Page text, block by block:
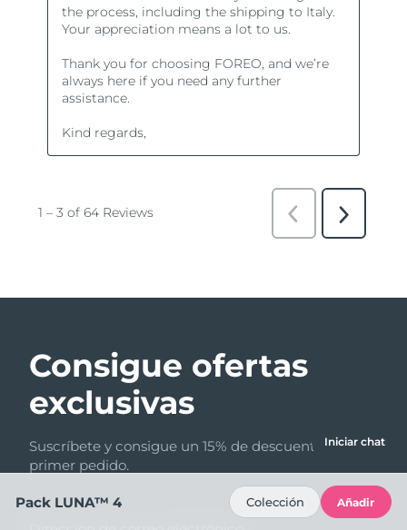
Consigue ofertas
exclusivas
Suscríbete y consigue un 15% de descuento en tu
primer pedido.
Iniciar chat
Pack LUNA™ 4 Colección Añadir